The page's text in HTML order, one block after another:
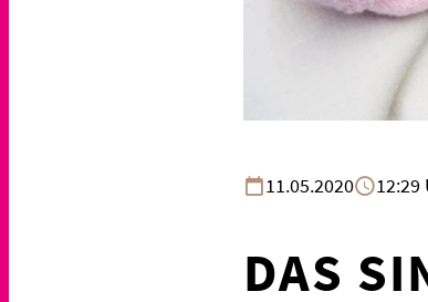
11.05.2020 12:29
DAS